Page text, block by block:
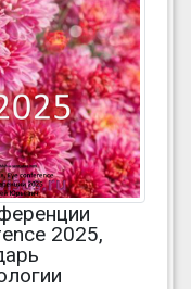
2025,